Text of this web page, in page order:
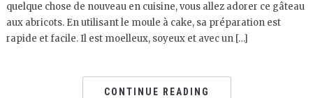
quelque chose de nouveau en cuisine, vous allez adorer ce gâteau
aux abricots. En utilisant le moule à cake, sa préparation est
rapide et facile. Il est moelleux, soyeux et avec un […]
CONTINUE READING